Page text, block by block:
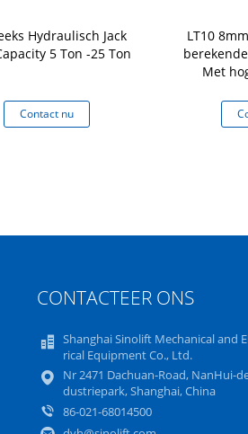
Hydraulisch Jack
5 Ton -25 Ton
Contact nu
LT10
Met
CONTACTEER ONS
Shanghai Sinolift Mechanical and
rical Equipment Co., Ltd.
Nr 2471 Dachuan-Road, NanHui-
dustriepark, Shanghai, China
86-021-68014500